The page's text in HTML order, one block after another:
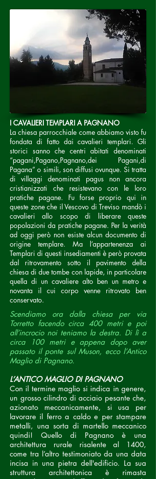
I CAVALIERI TEMPLARI A PAGNANO
La chiesa parrocchiale come abbiamo visto fu
fondata di fatto dai cavalieri templari. Gli
storici sanno che centri abitati denominati
“pagani,Pagano,Pagnano,dei Pagani,di
Pagana” o simili, son diffusi ovunque. Si tratta
di villaggi denominati pagus non ancora
cristianizzati che resistevano con le loro
pratiche pagane. Fu forse proprio qui in
queste zone che il Vescovo di Treviso mandò i
cavalieri allo scopo di liberare queste
popolazioni da pratiche pagane. Per la verità
ad oggi però non esiste alcun documento di
origine templare. Ma l’appartenenza ai
Templari di questi insediamenti è però provata
dal ritrovamento sotto il pavimento della
chiesa di due tombe con lapide, in particolare
quella di un cavaliere alto ben un metro e
novanta il cui corpo venne ritrovato ben
conservato.
Scendiamo ora dalla chiesa per via
Torretto facendo circa 400 metri e poi
all’incrocio noi teniamo la destra. Di lì a
circa 100 metri e appena dopo aver
passato il ponte sul Muson, ecco l’Antico
Maglio di Pagnano.
L’ANTICO MAGLIO DI PAGNANO
Con il termine maglio si indica in genere,
un grosso cilindro di acciaio pesante che,
azionato meccanicamente, si usa per
lavorare il ferro a caldo e per stampare
metalli, una sorta di martello meccanico
quindi! Quello di Pagnano è una
architettura rurale risalente al 1400,
come tra l’altro testimoniato da una data
incisa in una pietra dell'edificio. La sua
struttura architettonica è rimasta